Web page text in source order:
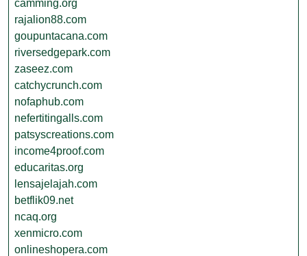
camming.org
rajalion88.com
goupuntacana.com
riversedgepark.com
zaseez.com
catchycrunch.com
nofaphub.com
nefertitingalls.com
patsyscreations.com
income4proof.com
educaritas.org
lensajelajah.com
betflik09.net
ncaq.org
xenmicro.com
onlineshopera.com